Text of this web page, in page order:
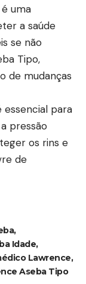
uma
a saúde
se não
Tipo,
de mudanças
para
pressão
os rins e
de
Idade
Lawrence
Aseba Tipo